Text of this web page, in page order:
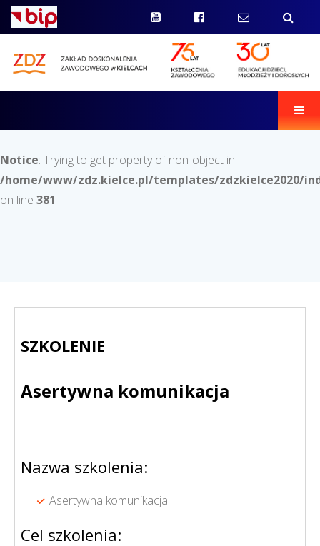
Notice: Trying to get property of non-object in
/home/www/zdz.kielce.pl/templates/zdzkielce2020/
on line 381
SZKOLENIE
Asertywna komunikacja
Nazwa szkolenia:
Asertywna komunikacja
Cel szkolenia: